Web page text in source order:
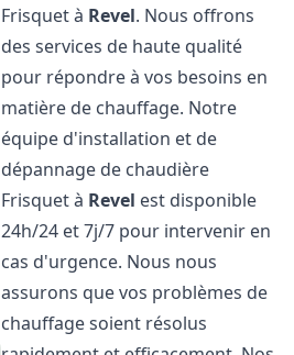
Frisquet à Revel. Nous offrons
des services de haute qualité
pour répondre à vos besoins en
matière de chauffage. Notre
équipe d'installation et de
dépannage de chaudière
Frisquet à Revel est disponible
24h/24 et 7j/7 pour intervenir en
cas d'urgence. Nous nous
assurons que vos problèmes de
chauffage soient résolus